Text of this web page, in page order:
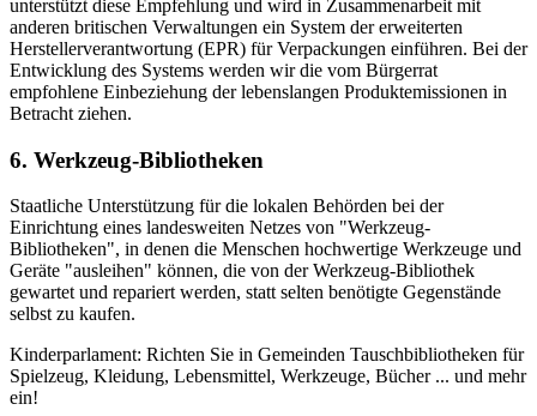
unterstützt diese Empfehlung und wird in Zusammenarbeit mit
anderen britischen Verwaltungen ein System der erweiterten
Herstellerverantwortung (EPR) für Verpackungen einführen. Bei der
Entwicklung des Systems werden wir die vom Bürgerrat
empfohlene Einbeziehung der lebenslangen Produktemissionen in
Betracht ziehen.
6. Werkzeug-Bibliotheken
Staatliche Unterstützung für die lokalen Behörden bei der
Einrichtung eines landesweiten Netzes von "Werkzeug-
Bibliotheken", in denen die Menschen hochwertige Werkzeuge und
Geräte "ausleihen" können, die von der Werkzeug-Bibliothek
gewartet und repariert werden, statt selten benötigte Gegenstände
selbst zu kaufen.
Kinderparlament: Richten Sie in Gemeinden Tauschbibliotheken für
Spielzeug, Kleidung, Lebensmittel, Werkzeuge, Bücher ... und mehr
ein!